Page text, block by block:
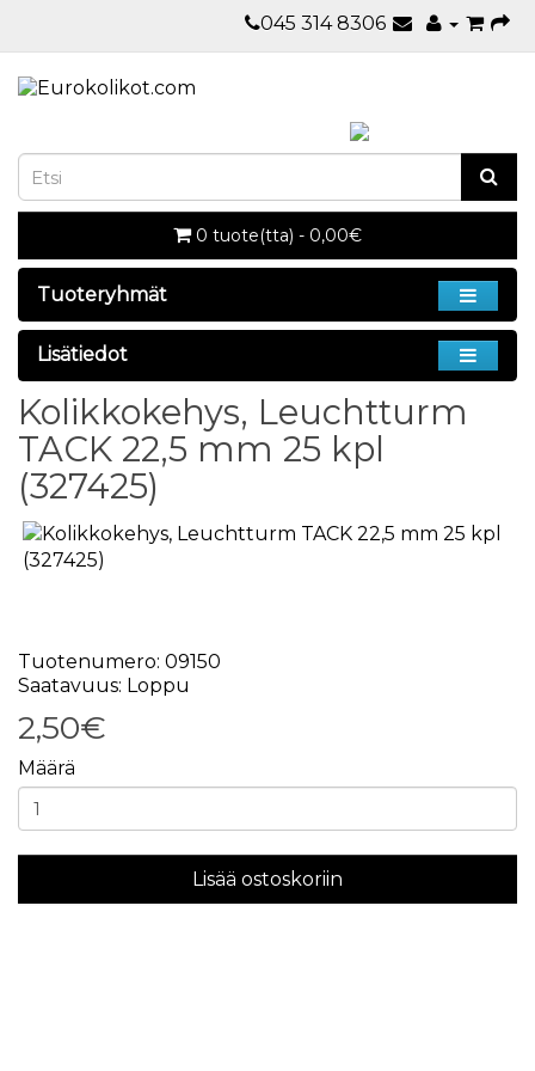
045 314 8306
0 tuote(tta) - 0,00€
Tuoteryhmät
Lisätiedot
Kolikkokehys, Leuchtturm
TACK 22,5 mm 25 kpl
(327425)
Tuotenumero: 09150
Saatavuus: Loppu
2,50€
Määrä
Lisää ostoskoriin